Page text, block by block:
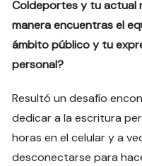
Coldeportes y tu actual
manera encuentras el
ámbito público y tu
personal?
Resultó un desafío
dedicar a la escritura
horas en el celular y a
desconectarse para